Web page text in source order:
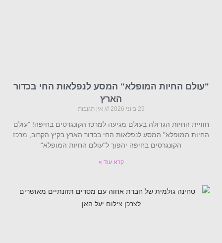
"עולם החיות המופלא" המסע לנפלאות החי בכדור
הארץ
29 ביוני 2026 אין תגובות
חוויית החיות הגדולה בעולם מגיעה למרכז הקונגרסים בחיפה! "עולם
החיות המופלא" המסע לנפלאות החי בכדור הארץ בקיץ הקרוב, מרכז
הקונגרסים בחיפה יהפוך ל"עולם החיות המופלא"
קרא עוד »